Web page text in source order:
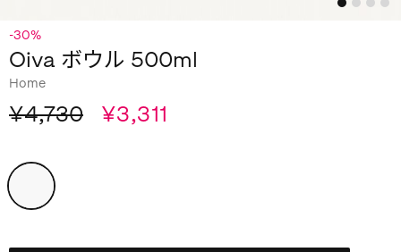
-30%
Oiva ボウル 500ml
Home
¥4,730 ¥3,311